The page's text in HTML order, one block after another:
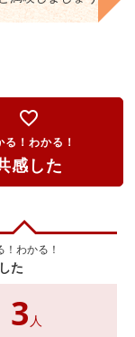
favorite_border
る！わかる！
感した
！わかる！
た
3 人